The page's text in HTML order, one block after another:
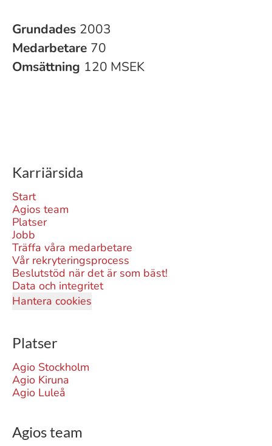
Grundades 2003
Medarbetare 70
Omsättning 120 MSEK
Karriärsida
Start
Agios team
Platser
Jobb
Träffa våra medarbetare
Vår rekryteringsprocess
Beslutstöd när det är som bäst!
Data och integritet
Hantera cookies
Platser
Agio Stockholm
Agio Kiruna
Agio Luleå
Agios team